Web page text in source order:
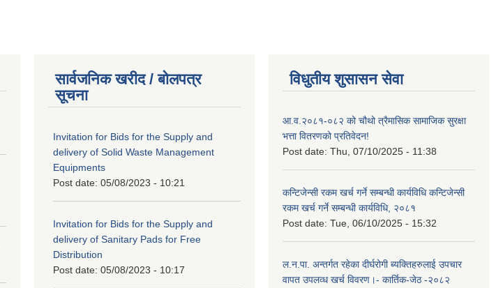
सार्वजनिक खरीद / बोलपत्र
सूचना
Invitation for Bids for the Supply and
delivery of Solid Waste Management
Equipments
Post date: 05/08/2023 - 10:21
Invitation for Bids for the Supply and
delivery of Sanitary Pads for Free
Distribution
Post date: 05/08/2023 - 10:17
विधुतीय शुसासन सेवा
आ.व.२०८१-०८२ को चौथो त्रैमासिक सामाजिक सुरक्षा
भत्ता वितरणको प्रतिवेदन!
Post date: Thu, 07/10/2025 - 11:38
कन्टिजेन्सी रकम खर्च गर्ने सम्बन्धी कार्यविधि कन्टिजेन्सी
रकम खर्च गर्ने सम्बन्धी कार्यविधि, २०८१
Post date: Tue, 06/10/2025 - 15:32
ल.न.पा. अन्तर्गत रहेका दीर्घरोगी ब्यक्तिहरुलाई उपचार
वापत उपलव्ध खर्च विवरण।- कार्तिक-जेठ -२०८२